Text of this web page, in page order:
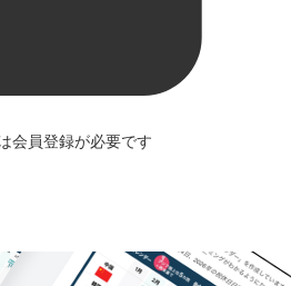
会員登録が必要です